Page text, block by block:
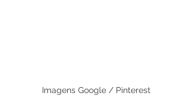
Imagens Google / Pinterest